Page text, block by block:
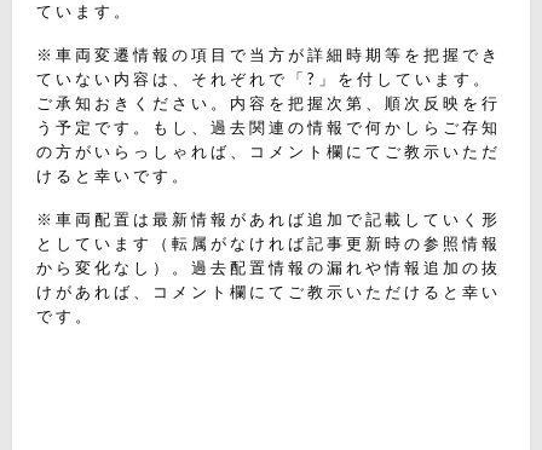
ています。
※車両変遷情報の項目で当方が詳細時期等を把握でき
ていない内容は、それぞれで「?」を付しています。
ご承知おきください。内容を把握次第、順次反映を行
う予定です。もし、過去関連の情報で何かしらご存知
の方がいらっしゃれば、コメント欄にてご教示いただ
けると幸いです。
※車両配置は最新情報があれば追加で記載していく形
としています（転属がなければ記事更新時の参照情報
から変化なし）。過去配置情報の漏れや情報追加の抜
けがあれば、コメント欄にてご教示いただけると幸い
です。